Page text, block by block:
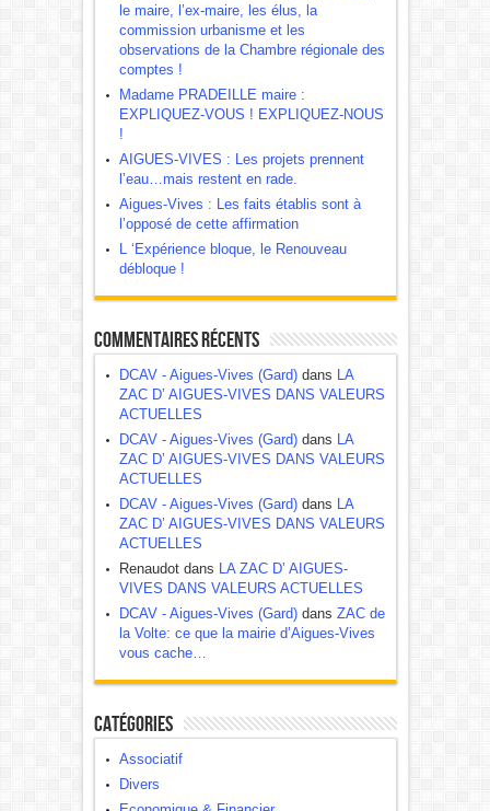
le maire, l’ex-maire, les élus, la
commission urbanisme et les
observations de la Chambre régionale des
comptes !
Madame PRADEILLE maire :
EXPLIQUEZ-VOUS ! EXPLIQUEZ-NOUS
!
AIGUES-VIVES : Les projets prennent
l’eau…mais restent en rade.
Aigues-Vives : Les faits établis sont à
l’opposé de cette affirmation
L ‘Expérience bloque, le Renouveau
débloque !
Commentaires récents
DCAV - Aigues-Vives (Gard)dans LA
ZAC D’ AIGUES-VIVES DANS VALEURS
ACTUELLES
DCAV - Aigues-Vives (Gard)dans LA
ZAC D’ AIGUES-VIVES DANS VALEURS
ACTUELLES
DCAV - Aigues-Vives (Gard)dans LA
ZAC D’ AIGUES-VIVES DANS VALEURS
ACTUELLES
Renaudot dans LA ZAC D’ AIGUES-
VIVES DANS VALEURS ACTUELLES
DCAV - Aigues-Vives (Gard)dans ZAC de
la Volte: ce que la mairie d’Aigues-Vives
vous cache…
Catégories
Associatif
Divers